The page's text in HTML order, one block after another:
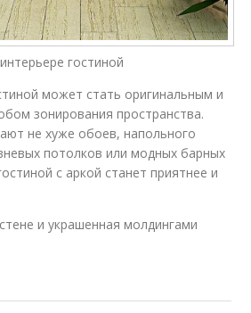
гостиной
может стать оригинальным и
зонирования пространства.
не хуже обоев, напольного
потолков или модных барных
с аркой станет приятнее и
и украшенная молдингами